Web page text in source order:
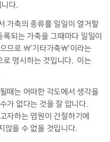
다.
가축의 종류를 일일이 열거할
되는 가축을 그때마다 일일이
으므로 \'기타가축\'이라는
로 명시하는 것입니다. 이는
때는 어떠한 각도에서 생각을
가 없다는 것을 잘 압니다.
자하는 염원이 간절하기에
않을 수 없을 것입니다.